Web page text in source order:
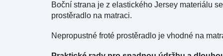
Boční strana je z elastického Jersey materiálu
prostěradlo na matraci.
Nepropustné froté prostěradlo je vhodné na